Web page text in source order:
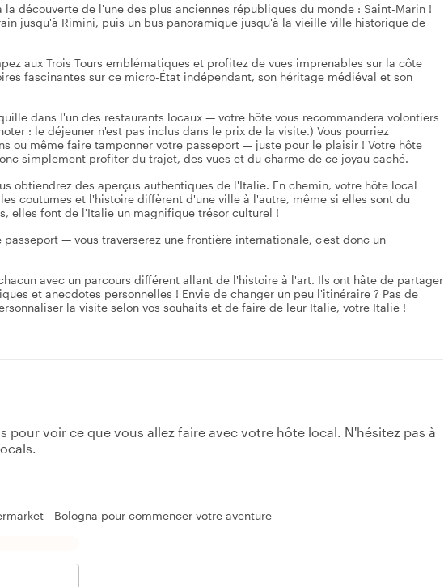
la découverte de l'une des plus anciennes républiques du monde : Saint-Marin !
jusqu'à Rimini, puis un bus panoramique jusqu'à la vieille ville historique de
aux Trois Tours emblématiques et profitez de vues imprenables sur la côte
fascinantes sur ce micro-État indépendant, son héritage médiéval et son
dans l'un des restaurants locaux — votre hôte vous recommandera volontiers
: le déjeuner n'est pas inclus dans le prix de la visite.) Vous pourriez
ou même faire tamponner votre passeport — juste pour le plaisir ! Votre hôte
simplement profiter du trajet, des vues et du charme de ce joyau caché.
obtiendrez des aperçus authentiques de l'Italie. En chemin, votre hôte local
coutumes et l'histoire diffèrent d'une ville à l'autre, même si elles sont du
elles font de l'Italie un magnifique trésor culturel !
— vous traverserez une frontière internationale, c'est donc un
avec un parcours différent allant de l'histoire à l'art. Ils ont hâte de partager
et anecdotes personnelles ! Envie de changer un peu l'itinéraire ? Pas de
la visite selon vos souhaits et de faire de leur Italie, votre Italie !
pour voir ce que vous allez faire avec votre hôte local. N'hésitez pas à
- Bologna pour commencer votre aventure